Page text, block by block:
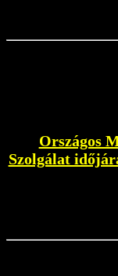
Országos
Szolgálat